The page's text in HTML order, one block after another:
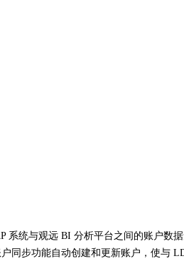
统与观远 BI 分析平台之间的账户数
同步功能自动创建和更新账户，使与